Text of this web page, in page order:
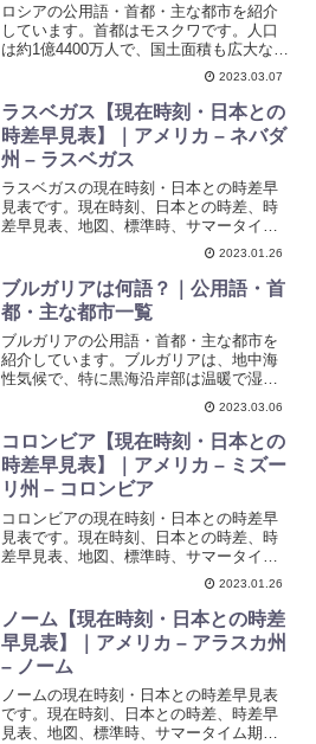
ロシアの公用語・首都・主な都市を紹介
しています。首都はモスクワです。人口
は約1億4400万人で、国土面積も広大な国
として知られています。公用語はロシア
語で、通貨単位はルーブルです。
2023.03.07
ラスベガス【現在時刻・日本との
時差早見表】｜アメリカ – ネバダ
州 – ラスベガス
ラスベガスの現在時刻・日本との時差早
見表です。現在時刻、日本との時差、時
差早見表、地図、標準時、サマータイム
2023.01.26
ブルガリアは何語？｜公用語・首
都・主な都市一覧
ブルガリアの公用語・首都・主な都市を
紹介しています。ブルガリアは、地中海
性気候で、特に黒海沿岸部は温暖で湿気
が多いため、観光地としても人気があり
2023.03.06
コロンビア【現在時刻・日本との
時差早見表】｜アメリカ – ミズー
リ州 – コロンビア
コロンビアの現在時刻・日本との時差早
見表です。現在時刻、日本との時差、時
差早見表、地図、標準時、サマータイム
2023.01.26
ノーム【現在時刻・日本との時差
早見表】｜アメリカ – アラスカ州
– ノーム
ノームの現在時刻・日本との時差早見表
です。現在時刻、日本との時差、時差早
見表、地図、標準時、サマータイム期間